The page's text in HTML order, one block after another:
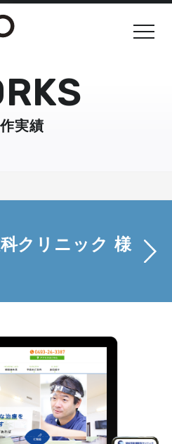
実績
クリニック 様